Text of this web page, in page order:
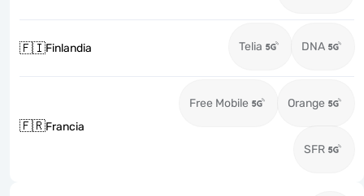
🇫🇮Finlandia Telia DNA
🇫🇷Francia
Free Mobile Orange
SFR